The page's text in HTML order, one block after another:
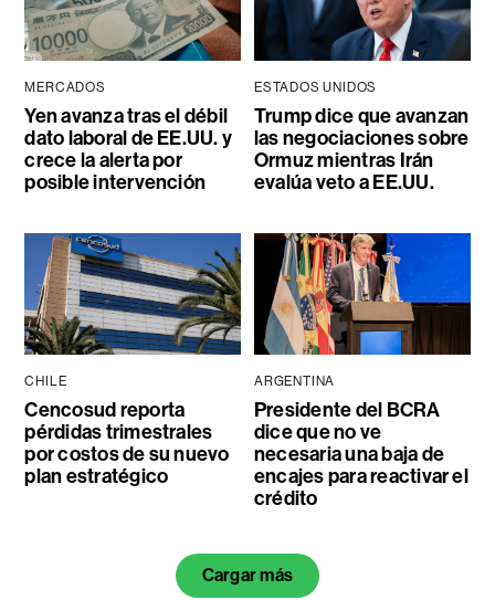
MERCADOS
Yen avanza tras el débil
dato laboral de EE.UU. y
crece la alerta por
posible intervención
ESTADOS UNIDOS
Trump dice que avanzan
las negociaciones sobre
Ormuz mientras Irán
evalúa veto a EE.UU.
CHILE
Cencosud reporta
pérdidas trimestrales
por costos de su nuevo
plan estratégico
ARGENTINA
Presidente del BCRA
dice que no ve
necesaria una baja de
encajes para reactivar el
crédito
Cargar más